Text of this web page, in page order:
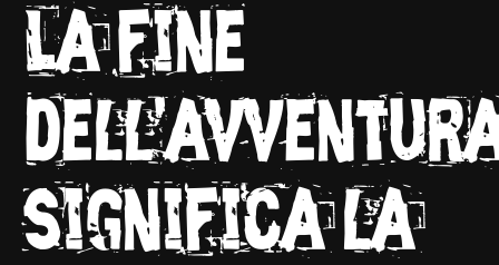
La fine
significa la